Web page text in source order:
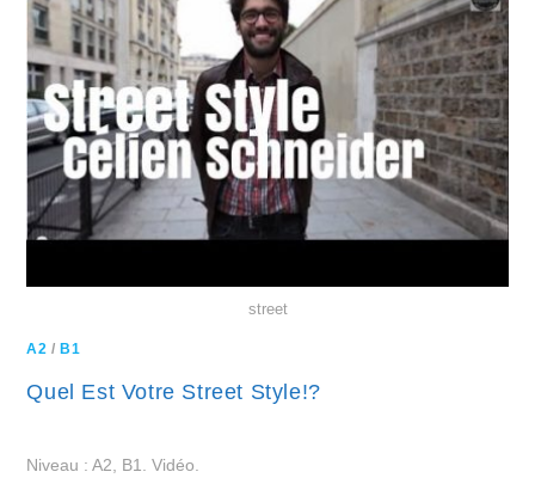
street
A2 /B1
Quel Est Votre Street Style!?
Niveau : A2, B1. Vidéo.